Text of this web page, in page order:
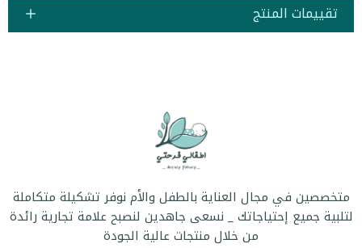
تقييمات المنتج
متخصصين في مجال العناية بالطفل والأم نوفر تشكيلة متكاملة
لتلبية جميع إحتياجاتك _ نسعى جاهدين لنصبح علامة تجارية رائدة
من خلال منتجات عالية الجودة